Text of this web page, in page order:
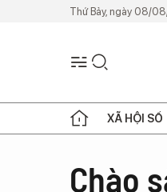
Thứ Bảy, ngày 08/
XÃ HỘI SỐ
Chào